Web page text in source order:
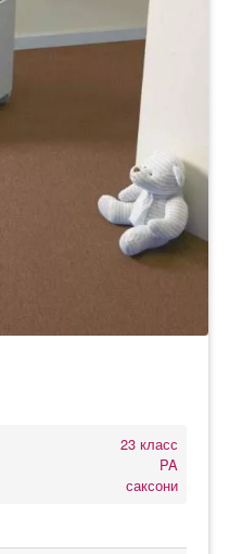
23 класс
PA
саксони